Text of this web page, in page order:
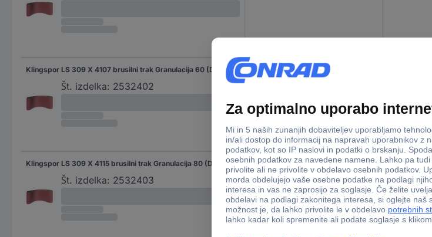
Klingspor LS 309 X 4107 brusilni trak Granulacija 60 (D x Š) 480 mm x 75 mm 10 kos
Št. izdelka: 2532402
480 mm
Klingspor LS 309 X 4115 brusilni trak Granulacija 80 (D x Š) 480 mm x 75 mm 10 kos
Št. izdelka: 2532403
480 mm 75 mm